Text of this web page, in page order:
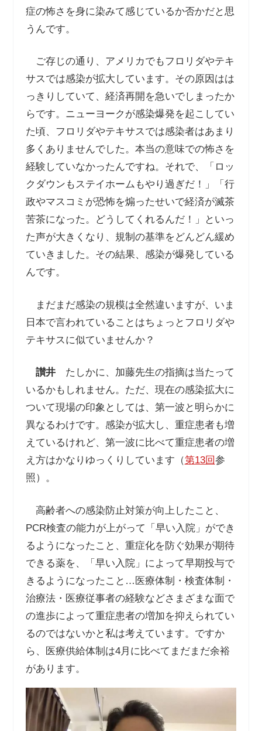
症の怖さを身に染みて感じているか否かだと思
うんです。
ご存じの通り、アメリカでもフロリダやテキ
サスでは感染が拡大しています。その原因はは
っきりしていて、経済再開を急いでしまったか
らです。ニューヨークが感染爆発を起こしてい
た頃、フロリダやテキサスでは感染者はあまり
多くありませんでした。本当の意味での怖さを
経験していなかったんですね。それで、「ロッ
クダウンもステイホームもやり過ぎだ！」「行
政やマスコミが恐怖を煽ったせいで経済が滅茶
苦茶になった。どうしてくれるんだ！」といっ
た声が大きくなり、規制の基準をどんどん緩め
ていきました。その結果、感染が爆発している
んです。
まだまだ感染の規模は全然違いますが、いま
日本で言われていることはちょっとフロリダや
テキサスに似ていませんか？
讃井たしかに、加藤先生の指摘は当たって
いるかもしれません。ただ、現在の感染拡大に
ついて現場の印象としては、第一波と明らかに
異なるわけです。感染が拡大し、重症患者も増
えているけれど、第一波に比べて重症患者の増
え方はかなりゆっくりしています（第13回参
照）。
高齢者への感染防止対策が向上したこと、
PCR検査の能力が上がって「早い入院」ができ
るようになったこと、重症化を防ぐ効果が期待
できる薬を、「早い入院」によって早期投与で
きるようになったこと…医療体制・検査体制・
治療法・医療従事者の経験などさまざまな面で
の進歩によって重症患者の増加を抑えられてい
るのではないかと私は考えています。ですか
ら、医療供給体制は4月に比べてまだまだ余裕
があります。